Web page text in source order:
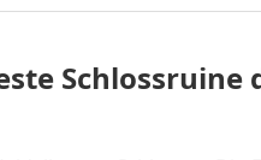
Schlossruine